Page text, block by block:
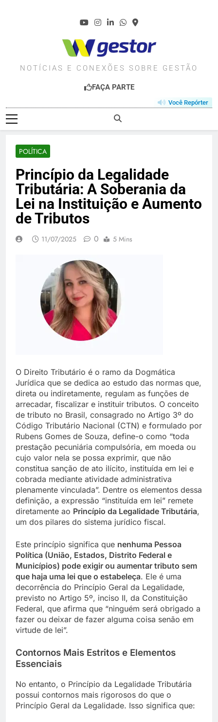
WGESTOR.COM.BR
NOTÍCIAS E CONEXÕES SOBRE GESTÃO
FAÇA PARTE
Você Repórter
POLÍTICA
Princípio da Legalidade
Tributária: A Soberania da
Lei na Instituição e Aumento
de Tributos
11/07/2025 0 5 Mins
O Direito Tributário é o ramo da Dogmática
Jurídica que se dedica ao estudo das normas que,
direta ou indiretamente, regulam as funções de
arrecadar, fiscalizar e instituir tributos. O conceito
de tributo no Brasil, consagrado no Artigo 3º do
Código Tributário Nacional (CTN) e formulado por
Rubens Gomes de Souza, define-o como “toda
prestação pecuniária compulsória, em moeda ou
cujo valor nela se possa exprimir, que não
constitua sanção de ato ilícito, instituída em lei e
cobrada mediante atividade administrativa
plenamente vinculada”. Dentre os elementos dessa
definição, a expressão “instituída em lei” remete
diretamente ao Princípio da Legalidade Tributária,
um dos pilares do sistema jurídico fiscal.
Este princípio significa que nenhuma Pessoa
Política (União, Estados, Distrito Federal e
Municípios) pode exigir ou aumentar tributo sem
que haja uma lei que o estabeleça. Ele é uma
decorrência do Princípio Geral da Legalidade,
previsto no Artigo 5º, inciso II, da Constituição
Federal, que afirma que “ninguém será obrigado a
fazer ou deixar de fazer alguma coisa senão em
virtude de lei”.
Contornos Mais Estritos e Elementos
Essenciais
No entanto, o Princípio da Legalidade Tributária
possui contornos mais rigorosos do que o
Princípio Geral da Legalidade. Isso significa que: